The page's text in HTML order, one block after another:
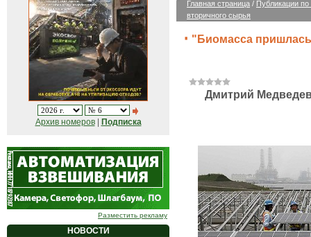
Архив номеров| Подписка
Разместить рекламу
НОВОСТИ
Главная страница / Публикации
вторичного сырья
"Биомасса
Дмитрий